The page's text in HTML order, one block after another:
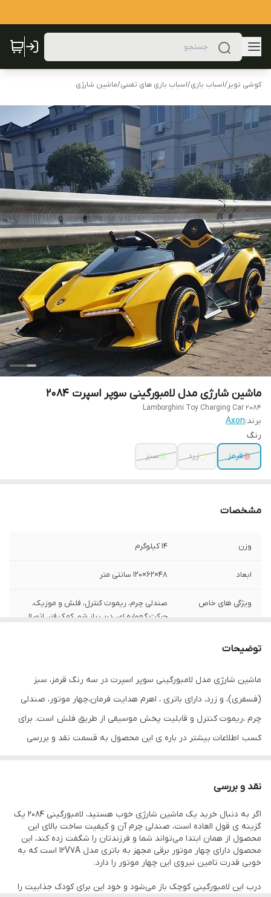
کوشی تویز/اسباب بازی/اسباب بازی های تفننی/ماشین شارژی
ماشین شارژی مدل لامبورگینی سوپر اسپرت 2084
Lamborghini Toy Charging Car 2084
برند:Axon
رنگ
قرمز
زرد سبز
مشخصات
وزن 14 کیلوگرم
ابعاد 48×62×120 سانتی متر
ویژگی های خاص
صندلی چرم، ریموت کنترل، فلش و موزیک،
حرکت گهواره ای، درب باز شو، کمک فنر، اتصال
توضیحات
ماشین شارژی مدل لامبورگینی سوپر اسپرت در سه رنگ قرمز، سبز
(فسفری)، و زرد، دارای باتری ، اهرم هدایت فرمان،چهار موتور، صندلی
چرم ،ریموت کنترل و قابلیت پخش موسیقی از طریق فلش است. برای
کسب اطلاعات بیشتر در باره ی این محصول به قسمت نقد و بررسی
نقد و بررسی
اگر به دنبال خرید یک ماشین شارژی خوب هستید، لامبورگینی 2084 یک
گزینه ی قول العاده است، صندلی چرم آن و کیفیت ساخت بالای این
محصول از همان ابتدا می‌تواند شما و فرزندتان را شگفت زده کند، این
محصول دارای چهار موتور برقی مجهز به باتری مدل 12V7A است که به
خوبی قدرت تامین نیروی این چهار موتور را دارد.
درب این لامبورگینی کوچک باز می‌شود و خود این برای کودک جذابیت را